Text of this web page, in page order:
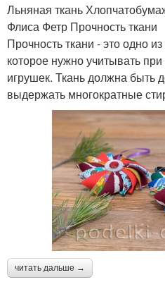
Льняная ткань
Флиса Фетр Прочность ткани
Прочность ткани - это одно
которое нужно учитывать
игрушек. Ткань должна быть
выдержать многократные
читать дальше →